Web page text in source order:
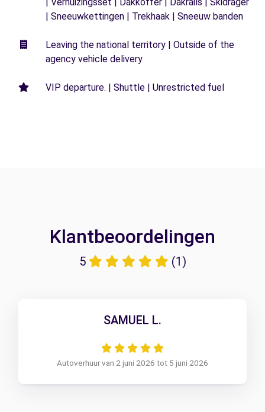
| Sneeuwkettingen | Trekhaak | Sneeuw banden
Leaving the national territory | Outside of the
agency vehicle delivery
VIP departure. | Shuttle | Unrestricted fuel
Klantbeoordelingen
5 (1)
SAMUEL L.
Autoverhuur van 2 juni 2026 tot 5 juni 2026